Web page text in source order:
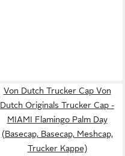
Von Dutch Trucker Cap Von
Dutch Originals Trucker Cap -
MIAMI Flamingo Palm Day
(Basecap, Basecap, Meshcap,
Trucker Kappe)